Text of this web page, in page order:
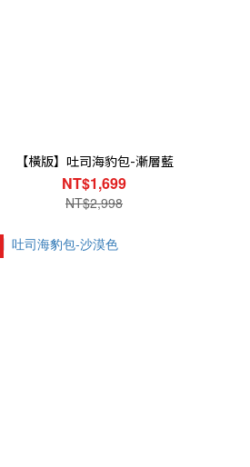
【橫版】吐司海豹包-漸層藍
NT$1,699
NT$2,998